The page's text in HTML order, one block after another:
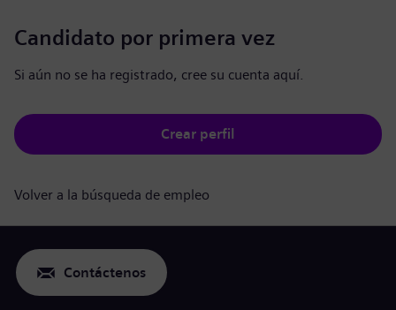
Candidato por primera vez
Si aún no se ha registrado, cree su cuenta aquí.
Crear perfil
Volver a la búsqueda de empleo
Contáctenos